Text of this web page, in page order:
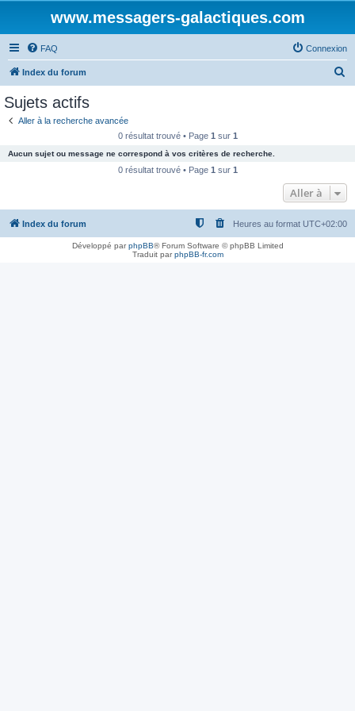
www.messagers-galactiques.com
FAQ Connexion
Index du forum
c
e
Sujets actifs
Aller à la recherche avancée
0 résultat trouvé • Page 1 sur 1
Aucun sujet ou message ne correspond à vos critères de recherche.
0 résultat trouvé • Page 1 sur 1
Aller à
Index du forum Heures au format UTC+02:00
Développé parphpBB® Forum Software © phpBB Limited
Traduit parphpBB-fr.com